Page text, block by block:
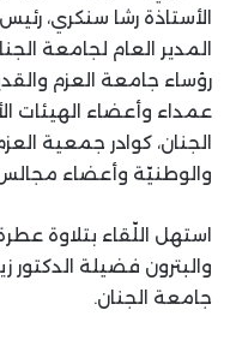
الأستاذة رشا سنكري،
المدير العام لجامعة
رؤساء جامعة العزم
عمداء وأعضاء الهيئات
الجنان، كوادر جمعية
والوطنيّة وأعضاء مجالس
استهل اللّقاء بتلاوة
والبترون فضيلة الدكتور
جامعة الجنان.